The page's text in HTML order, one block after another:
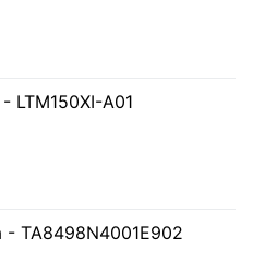
LTM150XI-A01
- TA8498N4001E902